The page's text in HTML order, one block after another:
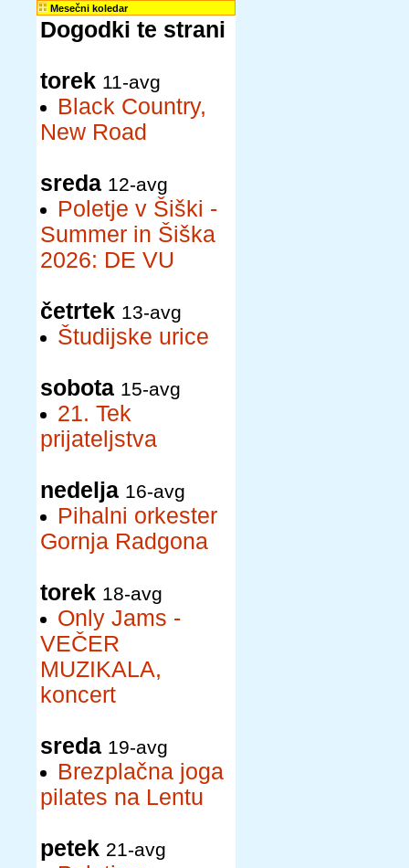
Mesečni koledar
Dogodki te strani
torek 11-avg
Black Country,
New Road
sreda 12-avg
Poletje v Šiški -
Summer in Šiška
2026: DE VU
četrtek 13-avg
Študijske urice
sobota 15-avg
21. Tek
prijateljstva
nedelja 16-avg
Pihalni orkester
Gornja Radgona
torek 18-avg
Only Jams -
VEČER
MUZIKALA,
koncert
sreda 19-avg
Brezplačna joga
pilates na Lentu
petek 21-avg